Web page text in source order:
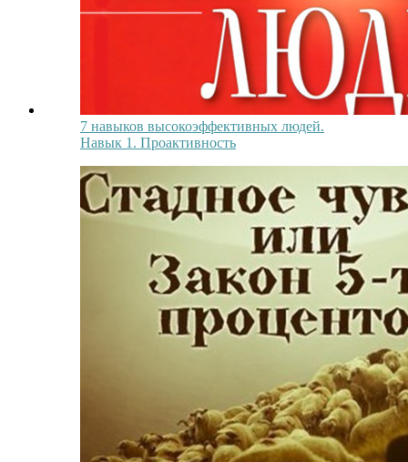
7 навыков высокоэффективных людей.
Навык 1. Проактивность